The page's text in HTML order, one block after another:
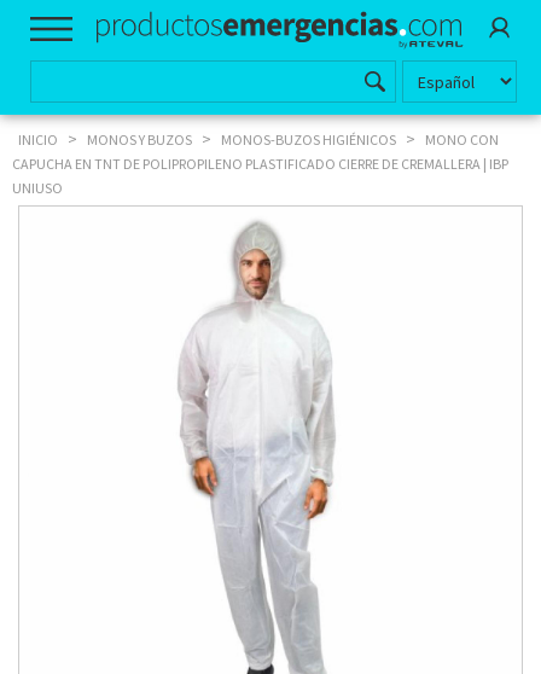
INICIO > MONOS Y BUZOS > MONOS-BUZOS HIGIÉNICOS >
MONO CON
CAPUCHA EN TNT DE POLIPROPILENO PLASTIFICADO CIERRE DE CREMALLERA | IBP
UNIUSO